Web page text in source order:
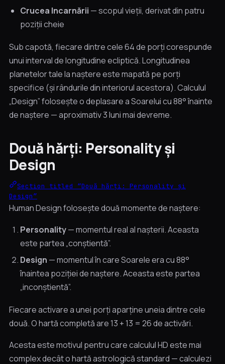
Crucea Incarnării — scopul vieții, derivat din patru
poziții cheie
Sub capotă, fiecare dintre cele 64 de porți corespunde
unui interval de longitudine ecliptică. Longitudinea
planetelor tale la naștere este mapată pe porți
specifice (și rândurile din interiorul acestora). Calculul
„Design” folosește o deplasare a Soarelui cu 88° înainte
de naștere — aproximativ 3 luni mai devreme.
Două hărți: Personality și
Design
Section titled “Două hărți: Personality și
Design”
Human Design folosește două momente de naștere:
Personality— momentul real al nașterii. Aceasta
este partea „conștientă”.
Design — momentul în care Soarele era cu 88°
înaintea poziției de naștere. Aceasta este partea
„inconștientă”.
Fiecare activare a unei porți aparține uneia dintre cele
două. O hartă completă are 13 + 13 = 26 de activări.
Acesta este motivul pentru care calculul HD este mai
complex decât o hartă astrologică standard — calculezi